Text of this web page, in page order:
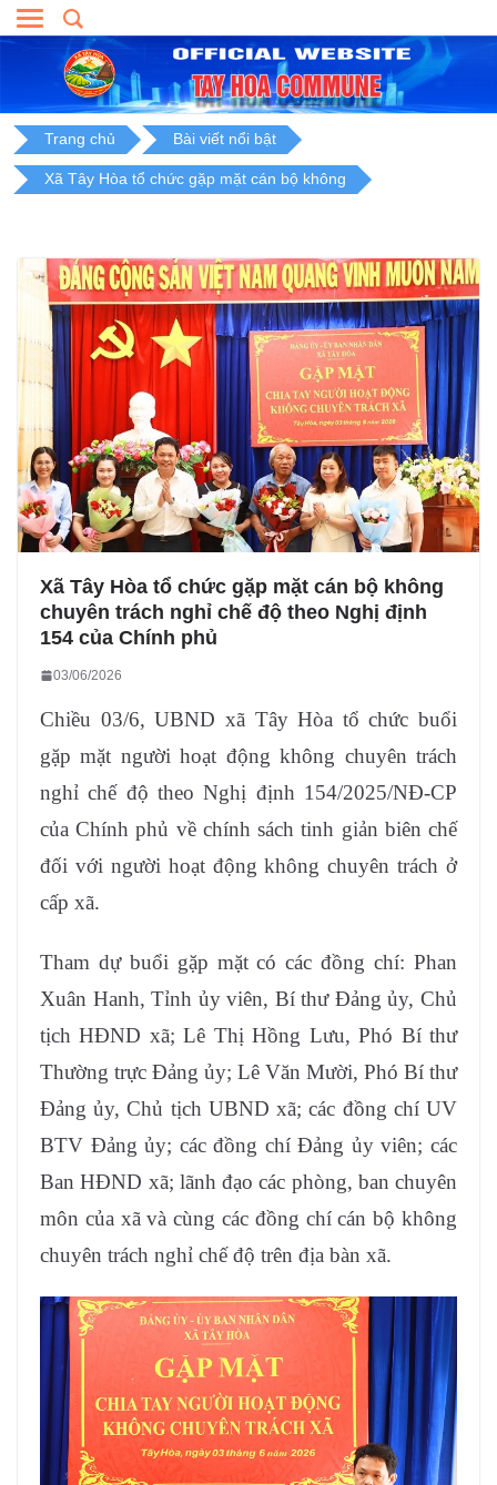
Skip
to
Trang chủ Bài viết nổi bật
Xã Tây Hòa tổ chức gặp mặt cán bộ không
Xã Tây Hòa tổ chức gặp mặt cán bộ không
chuyên trách nghỉ chế độ theo Nghị định
154 của Chính phủ
03/06/2026
Chiều 03/6, UBND xã Tây Hòa tổ chức buổi
gặp mặt người hoạt động không chuyên trách
nghỉ chế độ theo Nghị định 154/2025/NĐ-CP
của Chính phủ về chính sách tinh giản biên chế
đối với người hoạt động không chuyên trách ở
cấp xã.
Tham dự buổi gặp mặt có các đồng chí: Phan
Xuân Hanh, Tỉnh ủy viên, Bí thư Đảng ủy, Chủ
tịch HĐND xã; Lê Thị Hồng Lưu, Phó Bí thư
Thường trực Đảng ủy; Lê Văn Mười, Phó Bí thư
Đảng ủy, Chủ tịch UBND xã; các đồng chí UV
BTV Đảng ủy; các đồng chí Đảng ủy viên; các
Ban HĐND xã; lãnh đạo các phòng, ban chuyên
môn của xã và cùng các đồng chí cán bộ không
chuyên trách nghỉ chế độ trên địa bàn xã.